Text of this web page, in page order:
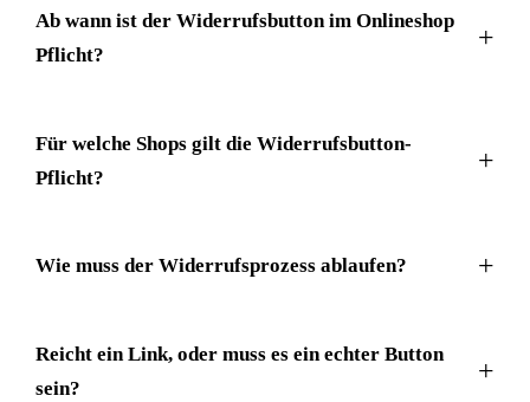
Ab wann ist der Widerrufsbutton im Onlineshop
Pflicht?
Für welche Shops gilt die Widerrufsbutton-
Pflicht?
Wie muss der Widerrufsprozess ablaufen?
Reicht ein Link, oder muss es ein echter Button
sein?